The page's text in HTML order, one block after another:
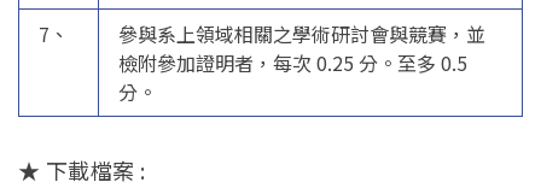
7、
參與系上領域相關之學術研討會與競賽，並
檢附參加證明者，每次 0.25 分。至多 0.5
分。
★ 下載檔案 :